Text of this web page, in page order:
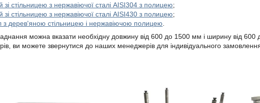
зі стільницею з нержавіючої сталі AISI304 з полицею;
зі стільницею з нержавіючої сталі AISI430 з полицею;
з дерев'яною стільницею і нержавіючою полицею
можна вказати необхідну довжину від 600 до 1500 мм і ширину від
ви можете звернутися до наших менеджерів для індивідуального